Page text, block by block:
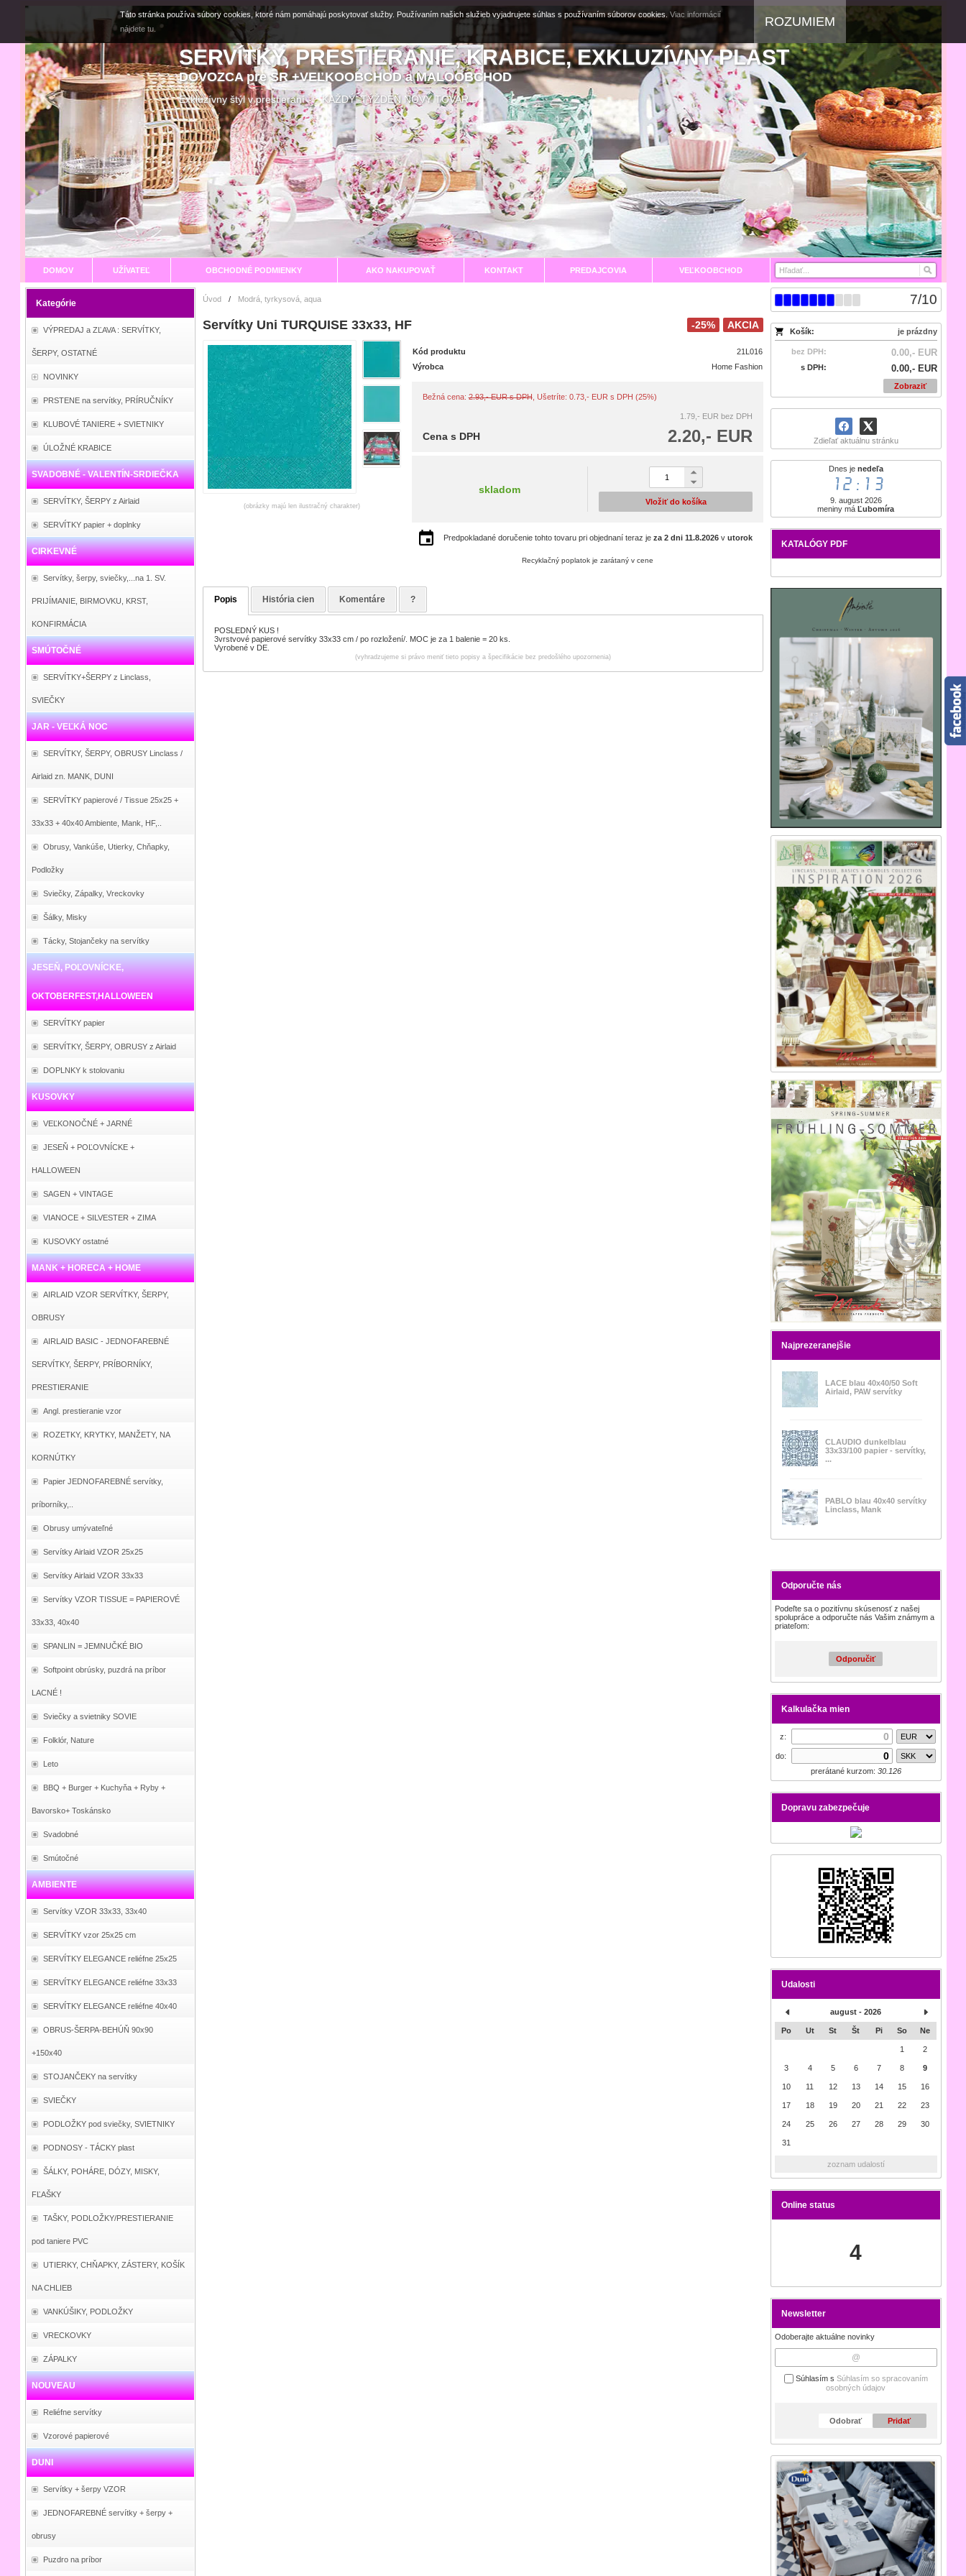
SERVÍTKY, PRESTIERANIE, KRABICE, EXKLUZÍVNY PLAST
DOVOZCA pre SR +VEĽKOOBCHOD a MALOOBCHOD
Exkluzívny štýl v prestieraní KAŽDÝ TÝŽDEŇ NOVÝ TOVAR
DOMOV UŽÍVATEĽ OBCHODNÉ PODMIENKY AKO NAKUPOVAŤ KONTAKT PREDAJCOVIA VEĽKOOBCHOD
Kategórie
VÝPREDAJ a ZĽAVA : SERVÍTKY,
ŠERPY, OSTATNÉ
NOVINKY
PRSTENE na servítky, PRÍRUČNÍKY
KLUBOVÉ TANIERE + SVIETNIKY
ÚLOŽNÉ KRABICE
SVADOBNÉ - VALENTÍN-SRDIEČKA
SERVÍTKY, ŠERPY z Airlaid
SERVÍTKY papier + doplnky
CIRKEVNÉ
Servítky, šerpy, sviečky,...na 1. SV.
PRIJÍMANIE, BIRMOVKU, KRST,
KONFIRMÁCIA
SMÚTOČNÉ
SERVÍTKY+ŠERPY z Linclass,
SVIEČKY
JAR - VEĽKÁ NOC
SERVÍTKY, ŠERPY, OBRUSY Linclass /
Airlaid zn. MANK, DUNI
SERVÍTKY papierové / Tissue 25x25 +
33x33 + 40x40 Ambiente, Mank, HF,..
Obrusy, Vankúše, Utierky, Chňapky,
Podložky
Sviečky, Zápalky, Vreckovky
Šálky, Misky
Tácky, Stojančeky na servítky
JESEŇ, POĽOVNÍCKE,
OKTOBERFEST,HALLOWEEN
SERVÍTKY papier
SERVÍTKY, ŠERPY, OBRUSY z Airlaid
DOPLNKY k stolovaniu
KUSOVKY
VEĽKONOČNÉ + JARNÉ
JESEŇ + POĽOVNÍCKE +
HALLOWEEN
SAGEN + VINTAGE
VIANOCE + SILVESTER + ZIMA
KUSOVKY ostatné
MANK + HORECA + HOME
AIRLAID VZOR SERVÍTKY, ŠERPY,
OBRUSY
AIRLAID BASIC - JEDNOFAREBNÉ
SERVÍTKY, ŠERPY, PRÍBORNÍKY,
PRESTIERANIE
Angl. prestieranie vzor
ROZETKY, KRYTKY, MANŽETY, NA
KORNÚTKY
Papier JEDNOFAREBNÉ servítky,
príborníky,..
Obrusy umývateľné
Servítky Airlaid VZOR 25x25
Servítky Airlaid VZOR 33x33
Servítky VZOR TISSUE = PAPIEROVÉ
33x33, 40x40
SPANLIN = JEMNUČKÉ BIO
Softpoint obrúsky, puzdrá na príbor
LACNÉ !
Sviečky a svietniky SOVIE
Folklór, Nature
Leto
BBQ + Burger + Kuchyňa + Ryby +
Bavorsko+ Toskánsko
Svadobné
Smútočné
AMBIENTE
Servítky VZOR 33x33, 33x40
SERVÍTKY vzor 25x25 cm
SERVÍTKY ELEGANCE reliéfne 25x25
SERVÍTKY ELEGANCE reliéfne 33x33
SERVÍTKY ELEGANCE reliéfne 40x40
OBRUS-ŠERPA-BEHÚŇ 90x90
+150x40
STOJANČEKY na servítky
SVIEČKY
PODLOŽKY pod sviečky, SVIETNIKY
PODNOSY - TÁCKY plast
ŠÁLKY, POHÁRE, DÓZY, MISKY,
FĽAŠKY
TAŠKY, PODLOŽKY/PRESTIERANIE
pod taniere PVC
UTIERKY, CHŇAPKY, ZÁSTERY, KOŠÍK
NA CHLIEB
VANKÚŠIKY, PODLOŽKY
VRECKOVKY
ZÁPALKY
NOUVEAU
Reliéfne servítky
Vzorové papierové
DUNI
Servítky + šerpy VZOR
JEDNOFAREBNÉ servítky + šerpy +
obrusy
Puzdro na príbor
7/10
Košík: je prázdny
bez DPH: 0.00,- EUR
s DPH: 0.00,- EUR
Zobraziť
Zdieľať aktuálnu stránku
Dnes je nedeľa
12:13
9. august 2026
meniny máĽubomíra
KATALÓGY PDF
Najprezeranejšie
LACE blau 40x40/50 Soft
Airlaid, PAW servítky
CLAUDIO dunkelblau
33x33/100 papier - servítky,
...
PABLO blau 40x40 servítky
Linclass, Mank
Odporučte nás
Podeľte sa o pozitívnu skúsenosť z našej
spolupráce a odporučte nás Vašim známym a
priateľom:
Odporučiť
Kalkulačka mien
z:
do:
prerátané kurzom: 30.126
Dopravu zabezpečuje
Udalosti
august - 2026
Po Ut St Št Pi So Ne
1 2
3 4 5 6 7 8 9
10 11 12 13 14 15 16
17 18 19 20 21 22 23
24 25 26 27 28 29 30
31
zoznam udalostí
Online status
4
Newsletter
Odoberajte aktuálne novinky
Súhlasím s Súhlasím so spracovaním
osobných údajov
Odobrať Pridať
Úvod / Modrá, tyrkysová, aqua
AKCIA
-25%
Servítky Uni TURQUISE 33x33, HF
(obrázky majú len ilustračný charakter)
Kód produktu
21L016
Výrobca
Home Fashion
Bežná cena:2.93,- EUR s DPH, Ušetríte: 0.73,- EUR s DPH (25%)
1.79,- EUR bez DPH
2.20,- EUR
Cena s DPH
skladom
Vložiť do košíka
Predpokladané doručenie tohto tovaru pri objednaní teraz je za 2 dni 11.8.2026v utorok
Recyklačný poplatok je zarátaný v cene
Popis História cien Komentáre ?
POSLEDNÝ KUS !
3vrstvové papierové servítky 33x33 cm / po rozložení/. MOC je za 1 balenie = 20 ks.
Vyrobené v DE.
(vyhradzujeme si právo meniť tieto popisy a špecifikácie bez predošlého upozornenia)
Táto stránka používa súbory cookies, ktoré nám pomáhajú poskytovať služby. Používaním našich služieb vyjadrujete súhlas s používaním súborov cookies. Viac informácií
nájdete tu.
ROZUMIEM